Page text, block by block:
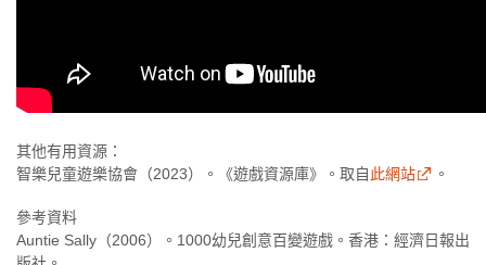
其他有用資源：
智樂兒童遊樂協會（2023）。《遊戲資源庫》。取自此網站 。
參考資料
Auntie Sally（2006）。1000幼兒創意百變遊戲。香港：經濟日報出